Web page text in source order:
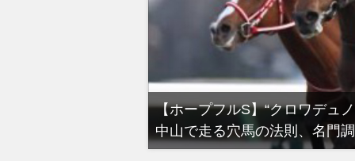
【ホープフルS】“クロワデュ
中山で走る穴馬の法則、名門